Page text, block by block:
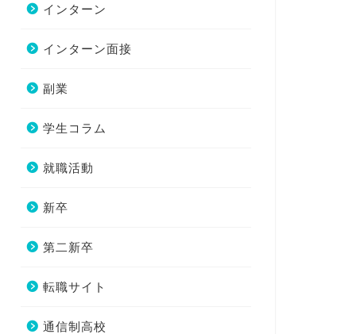
インターン
インターン面接
副業
学生コラム
就職活動
新卒
第二新卒
転職サイト
通信制高校